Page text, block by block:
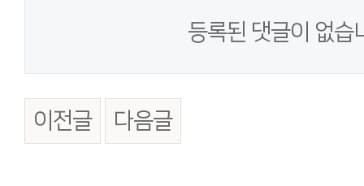
등록된 댓글이 없습
이전글 다음글